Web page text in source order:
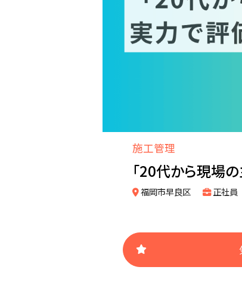
施工管理
「20代から現場
福岡市早良区 正社員